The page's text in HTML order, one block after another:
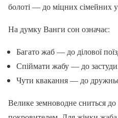
болоті — до міцних сімейних
На думку Ванги сон означає:
Багато жаб — до ділової
Спіймати жабу — до
Чути квакання — до
Велике земноводне сниться